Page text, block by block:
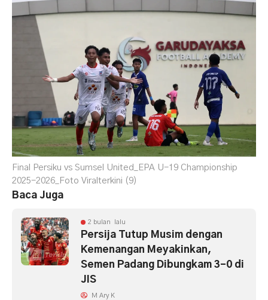
Final Persiku vs Sumsel United_EPA U-19 Championship
2025-2026_Foto Viralterkini (9)
Baca Juga
2 bulan lalu
Persija Tutup Musim dengan
Kemenangan Meyakinkan,
Semen Padang Dibungkam 3-0 di
JIS
M Ary K